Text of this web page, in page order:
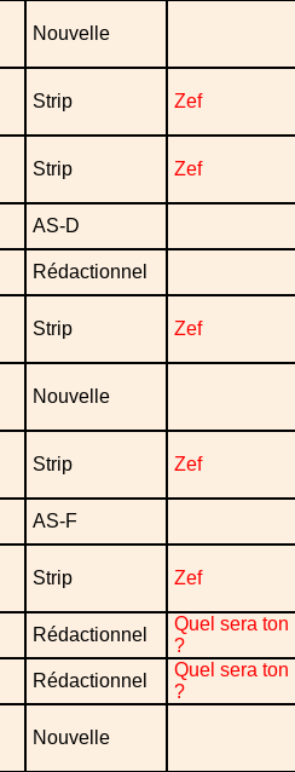
Nouvelle
Strip Zef
Strip Zef
AS-D
Rédactionnel
Strip Zef
Nouvelle
Strip Zef
AS-F
Strip Zef
Rédactionnel
Quel sera ton
?
Rédactionnel
Quel sera ton
?
Nouvelle